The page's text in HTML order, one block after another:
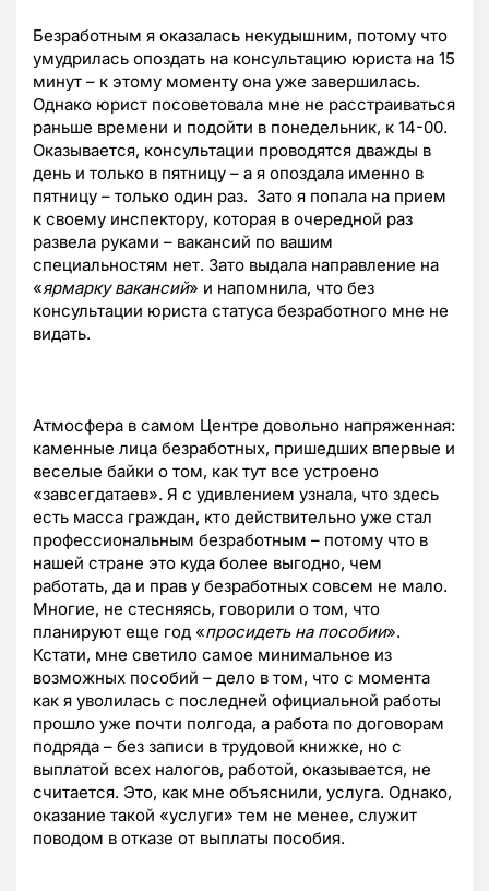
Безработным я оказалась некудышним, потому что
умудрилась опоздать на консультацию юриста на 15
минут – к этому моменту она уже завершилась.
Однако юрист посоветовала мне не расстраиваться
раньше времени и подойти в понедельник, к 14-00.
Оказывается, консультации проводятся дважды в
день и только в пятницу – а я опоздала именно в
пятницу – только один раз. Зато я попала на прием
к своему инспектору, которая в очередной раз
развела руками – вакансий по вашим
специальностям нет. Зато выдала направление на
«ярмарку вакансий» и напомнила, что без
консультации юриста статуса безработного мне не
видать.
Атмосфера в самом Центре довольно напряженная:
каменные лица безработных, пришедших впервые и
веселые байки о том, как тут все устроено
«завсегдатаев». Я с удивлением узнала, что здесь
есть масса граждан, кто действительно уже стал
профессиональным безработным – потому что в
нашей стране это куда более выгодно, чем
работать, да и прав у безработных совсем не мало.
Многие, не стесняясь, говорили о том, что
планируют еще год «просидеть на пособии».
Кстати, мне светило самое минимальное из
возможных пособий – дело в том, что с момента
как я уволилась с последней официальной работы
прошло уже почти полгода, а работа по договорам
подряда – без записи в трудовой книжке, но с
выплатой всех налогов, работой, оказывается, не
считается. Это, как мне объяснили, услуга. Однако,
оказание такой «услуги» тем не менее, служит
поводом в отказе от выплаты пособия.